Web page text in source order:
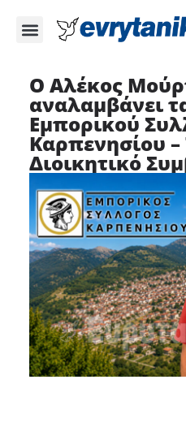
Ο Αλέκος
αναλαμβάνει
Εμπορικού
Καρπενησίου –
Διοικητικό